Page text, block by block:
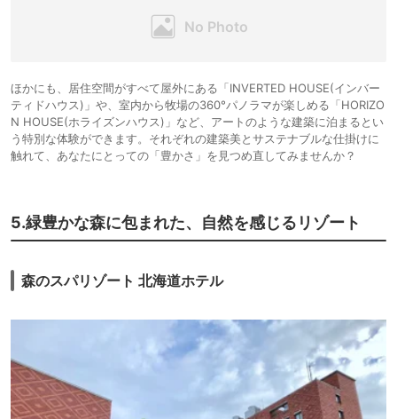
ほかにも、居住空間がすべて屋外にある「INVERTED HOUSE(インバー
ティドハウス)」や、室内から牧場の360°パノラマが楽しめる「HORIZO
N HOUSE(ホライズンハウス)」など、アートのような建築に泊まるとい
う特別な体験ができます。それぞれの建築美とサステナブルな仕掛けに
触れて、あなたにとっての「豊かさ」を見つめ直してみませんか？
5.緑豊かな森に包まれた、自然を感じるリゾート
森のスパリゾート 北海道ホテル